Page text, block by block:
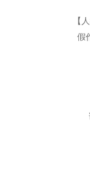
【
假